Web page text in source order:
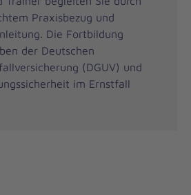
Praxisbezug und
Die Fortbildung
der Deutschen
(DGUV) und
im Ernstfall